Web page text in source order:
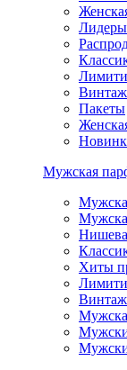
Пакеты
Мужская
Хиты